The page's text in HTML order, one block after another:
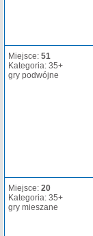
Miejsce: 51
Kategoria: 35+
gry podwójne
Miejsce: 20
Kategoria: 35+
gry mieszane